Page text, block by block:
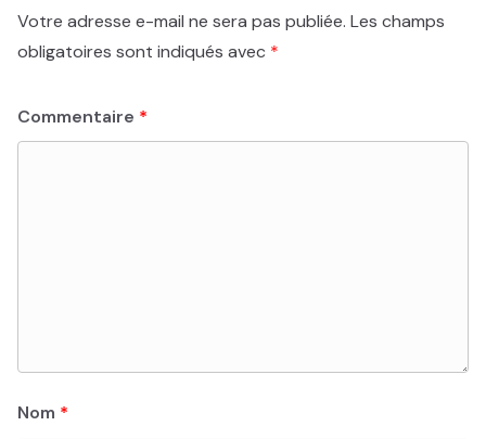
Votre adresse e-mail ne sera pas publiée. Les champs
obligatoires sont indiqués avec *
Commentaire *
Nom *